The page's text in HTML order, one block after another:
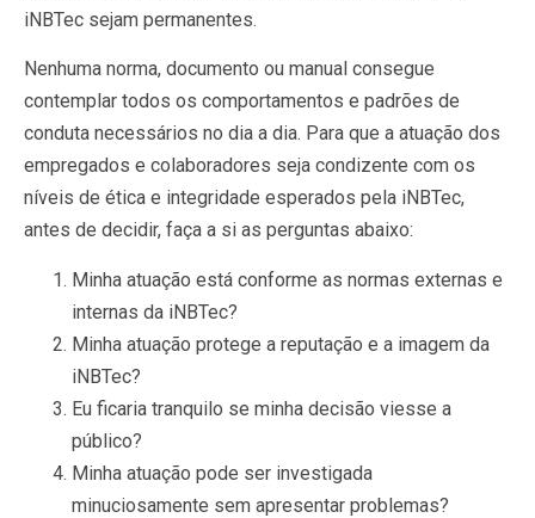
iNBTec sejam permanentes.
Nenhuma norma, documento ou manual consegue
contemplar todos os comportamentos e padrões de
conduta necessários no dia a dia. Para que a atuação dos
empregados e colaboradores seja condizente com os
níveis de ética e integridade esperados pela iNBTec,
antes de decidir, faça a si as perguntas abaixo:
Minha atuação está conforme as normas externas e
internas da iNBTec?
Minha atuação protege a reputação e a imagem da
iNBTec?
Eu ficaria tranquilo se minha decisão viesse a
público?
Minha atuação pode ser investigada
minuciosamente sem apresentar problemas?